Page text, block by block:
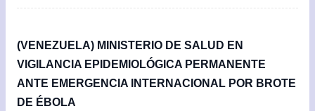
(VENEZUELA) MINISTERIO DE SALUD EN
VIGILANCIA EPIDEMIOLÓGICA PERMANENTE
ANTE EMERGENCIA INTERNACIONAL POR BROTE
DE ÉBOLA